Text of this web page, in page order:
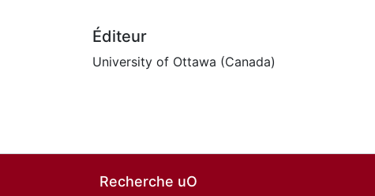
Éditeur
University of Ottawa (Canada)
Recherche uO